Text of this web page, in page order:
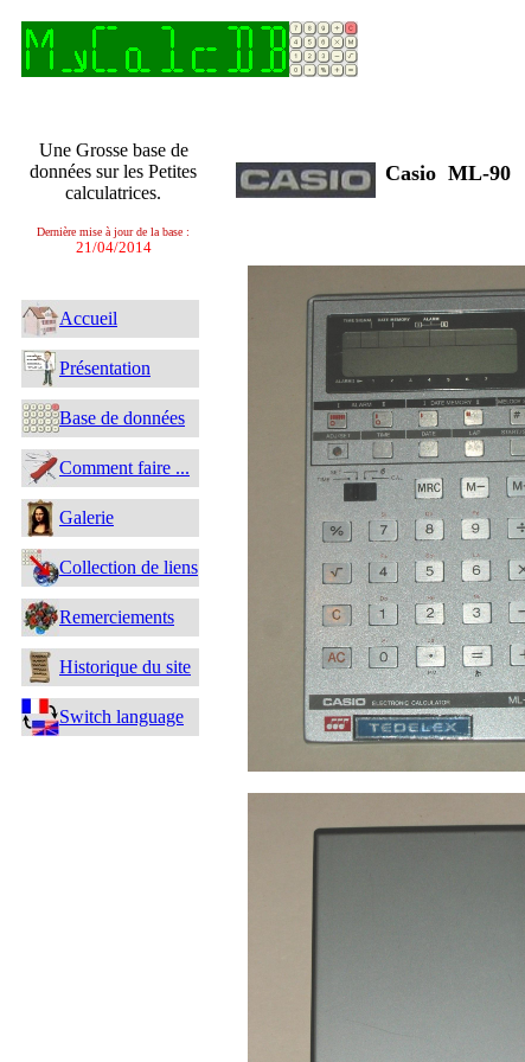
Une Grosse base de
données sur les Petites
calculatrices.
Dernière mise à jour de la base :
21/04/2014
Accueil
Présentation
Base de données
Comment faire ...
Galerie
Collection de liens
Remerciements
Historique du site
Switch language
Casio ML-90